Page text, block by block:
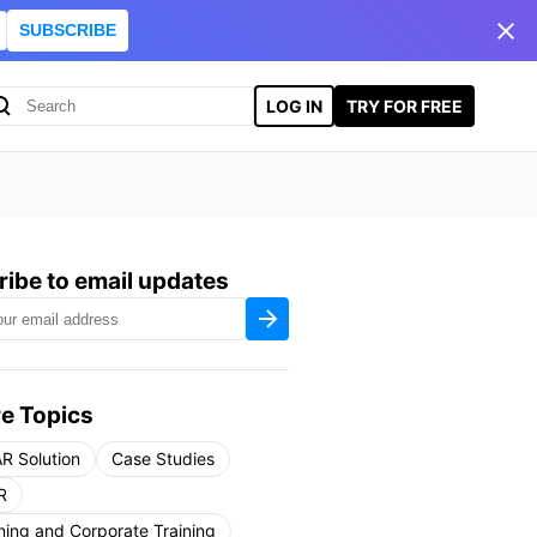
SUBSCRIBE
LOG IN TRY FOR FREE
to email updates
Topics
Solution
Case Studies
and Corporate Training